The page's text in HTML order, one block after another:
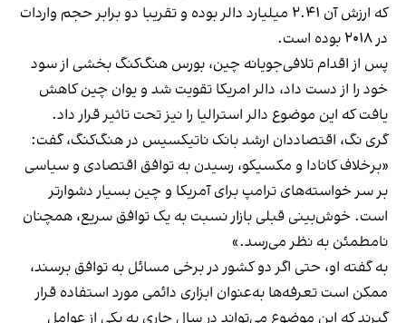
که ارزش آن ۲.۴۱ میلیارد دالر بوده و تقریبا دو برابر حجم واردات
در ۲۰۱۸ بوده است.
پس از اقدام تلافی‌جویانه چین، بورس هنگ‌کنگ بخشی از سود
خود را از دست داد، دالر امریکا تقویت شد و یوان چین کاهش
یافت که این موضوع دالر استرالیا را نیز تحت تاثیر قرار داد.
گری نگ، اقتصاددان ارشد بانک ناتیکسیس در هنگ‌کنگ، گفت:
«برخلاف کانادا و مکسیکو، رسیدن به توافق اقتصادی و سیاسی
بر سر خواسته‌های ترامپ برای آمریکا و چین بسیار دشوارتر
است. خوش‌بینی قبلی بازار نسبت به یک توافق سریع، همچنان
نامطمئن به نظر می‌رسد.»
به گفته او، حتی اگر دو کشور در برخی مسائل به توافق برسند،
ممکن است تعرفه‌ها به‌عنوان ابزاری دائمی مورد استفاده قرار
گیرند که این موضوع می‌تواند در سال جاری به یکی از عوامل